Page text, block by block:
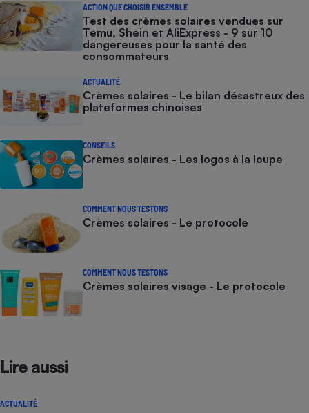
ACTION QUE CHOISIR ENSEMBLE
Test des crèmes solaires vendues sur
Temu, Shein et AliExpress - 9 sur 10
dangereuses pour la santé des
consommateurs
ACTUALITÉ
Crèmes solaires - Le bilan désastreux des
plateformes chinoises
CONSEILS
Crèmes solaires - Les logos à la loupe
COMMENT NOUS TESTONS
Crèmes solaires - Le protocole
COMMENT NOUS TESTONS
Crèmes solaires visage - Le protocole
Lire aussi
ACTUALITÉ